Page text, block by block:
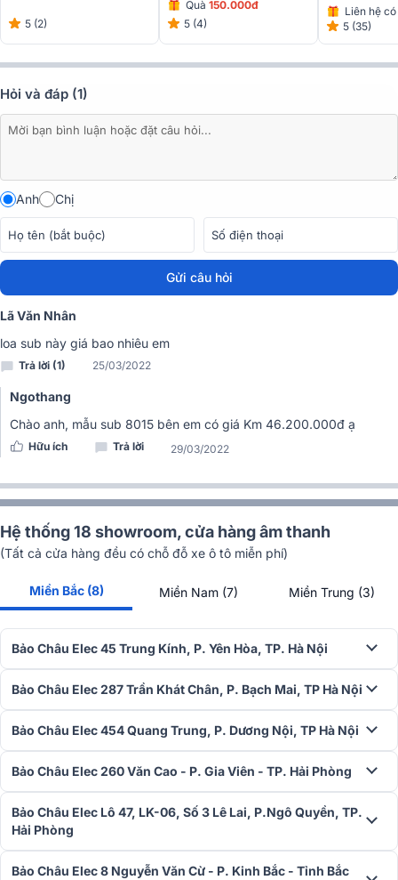
Hầu hết những người đã sử dụng nhận xét rằng dòng sub này sử
dụng rất tốt, âm thanh chất lượng, âm bass chắc, sâu lắng, thu hút
tất cả mọi người. Điều đặc biệt là loa được sử dụng nhiều trong các
dàn karaoke, dàn nghe nhạc, có thể chơi nhiều thể loại nhạc, đáp
ứng mọi nhu cầu của người chơi.
RCF S 8015
đáp ứng tần số 35Hz - 200Hz, khả năng tái tạo âm
khi hoạt động liên tục loa đạt công suất 1500W, công suất cực đại
là 6000W với chất âm mạnh mẽ.
Với công suất hoạt động lớn, mạnh mẽ này nên loa thường được sử
dụng nhiều trong các dàn âm thanh sân khấu, hội trường để đảm
bảo đúng nhu cầu sử dụng của người chơi nhạc. Bass sâu lắng
sẽ mang đến cho người dùng những trải nghiệm âm nhạc tốt nhất.
5 (2)
Quà150.000đ
5 (4)
Liên hệ
5 (35)
Hỏi và đáp (1)
Anh Chị
Gửi câu hỏi
Lã Văn Nhân
loa sub này giá bao nhiêu em
Trả lời (1) 25/03/2022
Ngothang
Chào anh, mẫu sub 8015 bên em có giá Km 46.200.000đ ạ
Hữu ích Trả lời 29/03/2022
Hệ thống 18 showroom, cửa hàng âm thanh
(Tất cả cửa hàng đều có chỗ đỗ xe ô tô miễn phí)
Miền Bắc (8) Miền Nam (7) Miền Trung (3)
Bảo Châu Elec 45 Trung Kính, P. Yên Hòa, TP. Hà Nội
Bảo Châu Elec 287 Trần Khát Chân, P. Bạch Mai, TP Hà Nội
Bảo Châu Elec 454 Quang Trung, P. Dương Nội, TP Hà Nội
Bảo Châu Elec 260 Văn Cao - P. Gia Viên - TP. Hải Phòng
Bảo Châu Elec Lô 47, LK-06, Số 3 Lê Lai, P.Ngô Quyền, TP.
Hải Phòng
Bảo Châu Elec 8 Nguyễn Văn Cừ - P. Kinh Bắc - Tỉnh Bắc